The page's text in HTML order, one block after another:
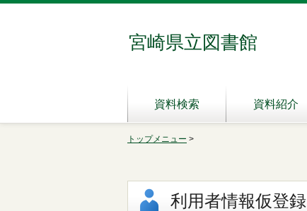
宮崎県立図書館
資料検索 資料紹介
トップメニュー >
利用者情報仮登録